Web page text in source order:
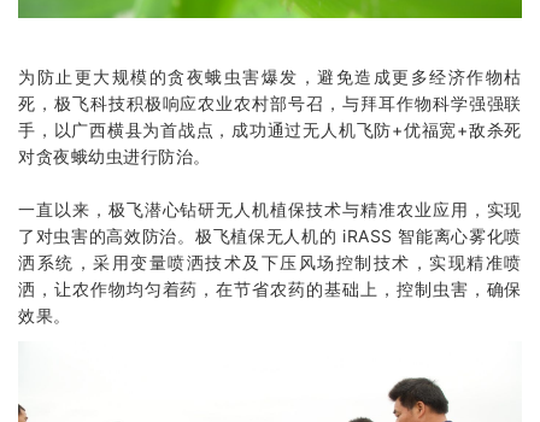
为防止更大规模的贪夜蛾虫害爆发，避免造成更多经济作物枯
死，极飞科技积极响应农业农村部号召，与拜耳作物科学强强联
手，以广西横县为首战点，成功通过无人机飞防+优福宽+敌杀死
对贪夜蛾幼虫进行防治。
一直以来，极飞潜心钻研无人机植保技术与精准农业应用，实现
了对虫害的高效防治。极飞植保无人机的 iRASS 智能离心雾化喷
洒系统，采用变量喷洒技术及下压风场控制技术，实现精准喷
洒，让农作物均匀着药，在节省农药的基础上，控制虫害，确保
效果。